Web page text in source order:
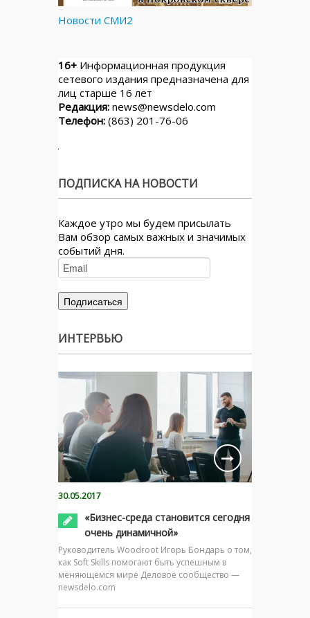
Новости СМИ2
16+ Информационная продукция
сетевого издания предназначена для
лиц старше 16 лет
Редакция: news@newsdelo.com
Телефон: (863) 201-76-06
ПОДПИСКА НА НОВОСТИ
Каждое утро мы будем присылать
Вам обзор самых важных и значимых
событий дня.
ИНТЕРВЬЮ
30.05.2017
«Бизнес-среда становится сегодня
очень динамичной»
Руководитель Woodroot Игорь Бондарь о том,
как Soft Skills помогают быть успешным в
меняющемся мире Деловое сообщество —
newsdelo.com